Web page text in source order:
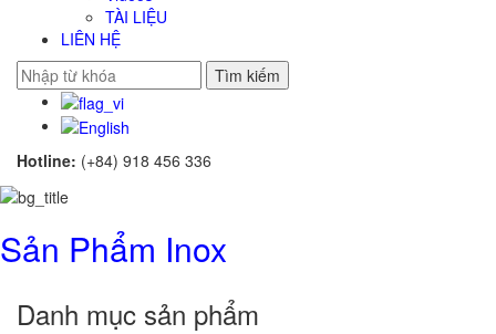
TÀI LIỆU
LIÊN HỆ
Tìm kiếm
Hotline: (+84) 918 456 336
Sản Phẩm Inox
Danh mục sản phẩm